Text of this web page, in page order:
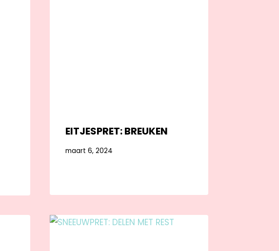
EITJESPRET: BREUKEN
maart 6, 2024